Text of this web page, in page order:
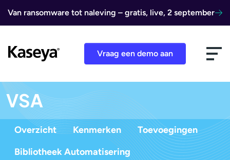
Van ransomware tot naleving – gratis, live, 2 september
Vraag een demo aan
VSA
Overzicht Kenmerken
Toevoegingen
Bibliotheek Automatisering